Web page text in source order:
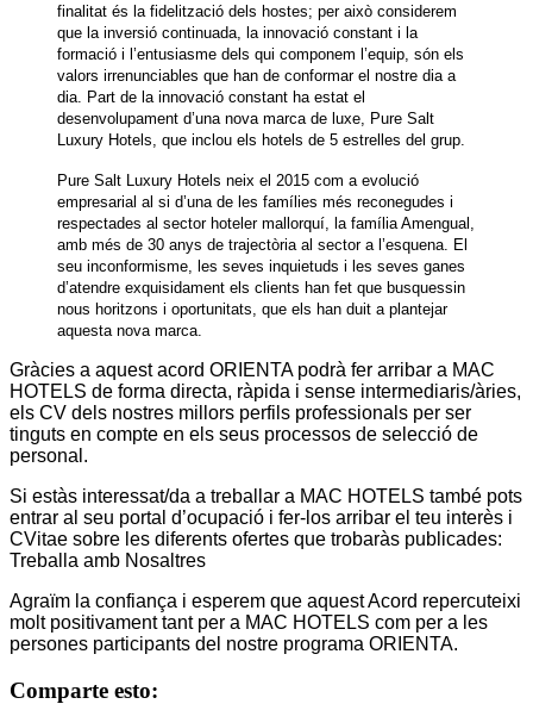
finalitat és la fidelització dels hostes; per això considerem
que la inversió continuada, la innovació constant i la
formació i l’entusiasme dels qui componem l’equip, són els
valors irrenunciables que han de conformar el nostre dia a
dia. Part de la innovació constant ha estat el
desenvolupament d’una nova marca de luxe, Pure Salt
Luxury Hotels, que inclou els hotels de 5 estrelles del grup.
Pure Salt Luxury Hotels neix el 2015 com a evolució
empresarial al si d’una de les famílies més reconegudes i
respectades al sector hoteler mallorquí, la família Amengual,
amb més de 30 anys de trajectòria al sector a l’esquena. El
seu inconformisme, les seves inquietuds i les seves ganes
d’atendre exquisidament els clients han fet que busquessin
nous horitzons i oportunitats, que els han duit a plantejar
aquesta nova marca.
Gràcies a aquest acord ORIENTA podrà fer arribar a MAC
HOTELS de forma directa, ràpida i sense intermediaris/àries,
els CV dels nostres millors perfils professionals per ser
tinguts en compte en els seus processos de selecció de
personal.
Si estàs interessat/da a treballar a MAC HOTELS també pots
entrar al seu portal d’ocupació i fer-los arribar el teu interès i
CVitae sobre les diferents ofertes que trobaràs publicades:
Treballa amb Nosaltres
Agraïm la confiança i esperem que aquest Acord repercuteixi
molt positivament tant per a MAC HOTELS com per a les
persones participants del nostre programa ORIENTA.
Comparte esto: